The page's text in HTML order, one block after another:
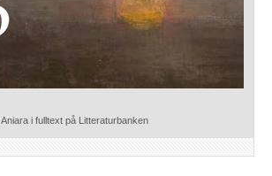
Aniara i fulltext på Litteraturbanken